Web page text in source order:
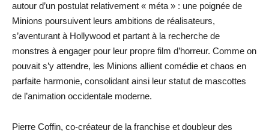
autour d’un postulat relativement « méta » : une poignée de
Minions poursuivent leurs ambitions de réalisateurs,
s’aventurant à Hollywood et partant à la recherche de
monstres à engager pour leur propre film d’horreur. Comme on
pouvait s’y attendre, les Minions allient comédie et chaos en
parfaite harmonie, consolidant ainsi leur statut de mascottes
de l’animation occidentale moderne.
Pierre Coffin, co-créateur de la franchise et doubleur des